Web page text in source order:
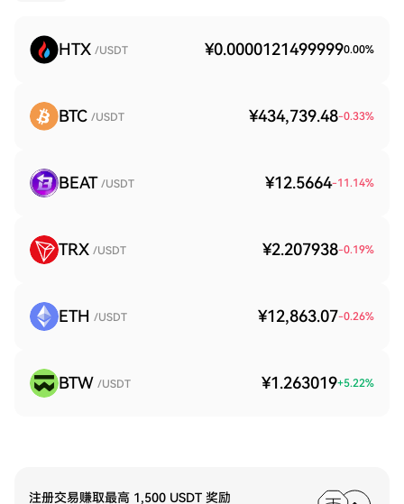
HTX /USDT ¥0.00001214999990.00%
BTC /USDT ¥434,739.48-0.33%
BEAT /USDT ¥12.5664-11.14%
TRX /USDT ¥2.207938-0.19%
ETH /USDT ¥12,863.07-0.26%
BTW /USDT ¥1.263019+5.22%
注册交易赚取最高 1,500 USDT 奖励